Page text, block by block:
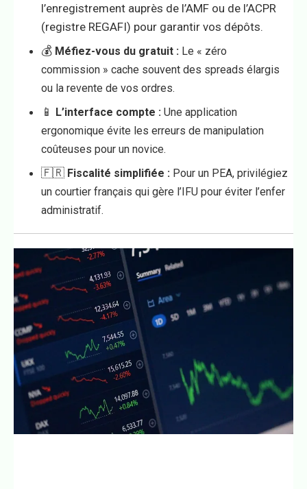
l’enregistrement auprès de l’AMF ou de l’ACPR
(registre REGAFI) pour garantir vos dépôts.
💰 Méfiez-vous du gratuit : Le « zéro
commission » cache souvent des spreads élargis
ou la revente de vos ordres.
📱 L’interface compte : Une application
ergonomique évite les erreurs de manipulation
coûteuses pour un novice.
🇫🇷 Fiscalité simplifiée : Pour un PEA, privilégiez
un courtier français qui gère l’IFU pour éviter l’enfer
administratif.